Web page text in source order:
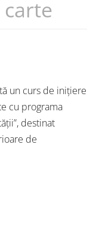
un curs de iniţiere
cu programa
destinat
de